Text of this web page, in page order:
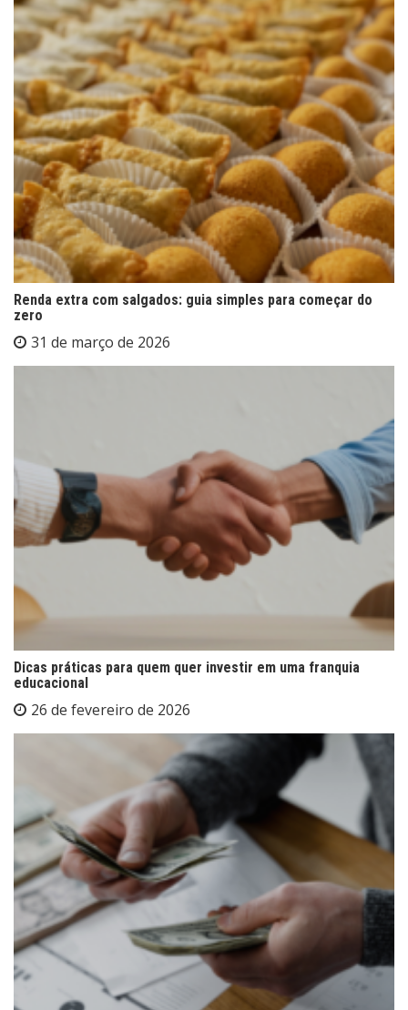
Renda extra com salgados: guia simples para começar do
zero
31 de março de 2026
Dicas práticas para quem quer investir em uma franquia
educacional
26 de fevereiro de 2026